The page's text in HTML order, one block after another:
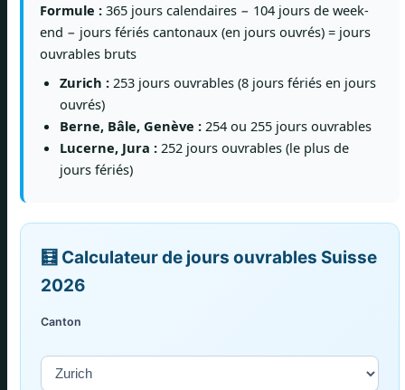
Formule : 365 jours calendaires − 104 jours de week-
end − jours fériés cantonaux (en jours ouvrés) = jours
ouvrables bruts
Zurich : 253 jours ouvrables (8 jours fériés en jours
ouvrés)
Berne, Bâle, Genève : 254 ou 255 jours ouvrables
Lucerne, Jura : 252 jours ouvrables (le plus de
jours fériés)
🧮 Calculateur de jours ouvrables Suisse
2026
Canton